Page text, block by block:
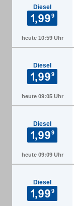
Diesel
heute 10:59 Uhr
Diesel
heute 09:05 Uhr
Diesel
heute 09:09 Uhr
Diesel